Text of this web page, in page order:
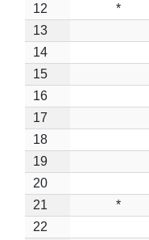
12
*
13
14
15
16
17
18
19
20
21
*
22